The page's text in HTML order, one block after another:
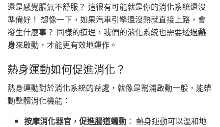
還是感覺脹氣不舒服？ 這很有可能就是你的消化系統還沒
準備好！ 想像一下，如果汽車引擎還沒熱就直接上路，會
發生什麼事？ 同樣的道理，我們的消化系統也需要透過熱
身來啟動，才能更有效地運作。
熱身運動如何促進消化？
熱身運動對於消化系統的益處，就像是幫浦啟動一般，能帶
動整體消化機能：
按摩消化器官，促進腸道蠕動 ： 熱身運動可以溫和地